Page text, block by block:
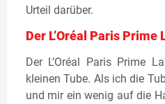
Urteil darüber.
Der L’Oréal Paris Prime
Der L’Oréal Paris Prime
kleinen Tube. Als ich die
und mir ein wenig auf die